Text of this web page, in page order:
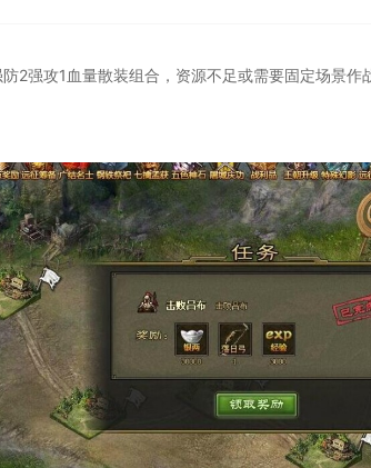
2强攻1血量散装组合，资源不足或需要固定场景